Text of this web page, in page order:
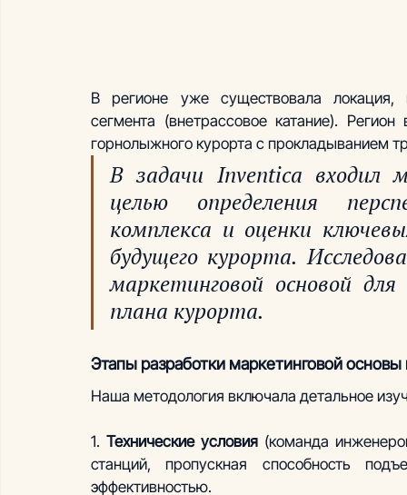
В регионе уже существовала локация,
сегмента (внетрассовое катание).
горнолыжного курорта с прокладыванием
В задачи Inventica входил
целью определения
комплекса и оценки
будущего курорта.
маркетинговой основой
плана курорта.
Этапы разработки маркетинговой основы
Наша методология включала детальное
1. Технические условия (команда
станций, пропускная способность
эффективностью.